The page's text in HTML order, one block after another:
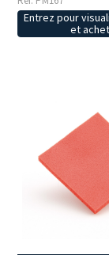
Entrez pour
et